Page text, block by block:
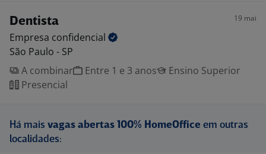
Dentista 19 mai
Empresa confidencial
São Paulo - SP
A combinar
Entre 1 e 3 anos
Ensino Superior
Presencial
Há mais vagas abertas 100% HomeOffice em outras
localidades: